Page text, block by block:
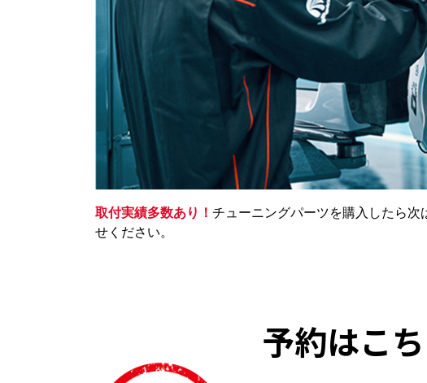
取付実績多数あり！ チューニングパーツを購入したら
せください。
予約はこ